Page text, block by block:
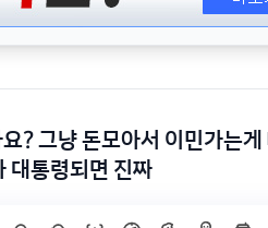
? 그냥 돈모아서 이민가는
대통령되면 진짜